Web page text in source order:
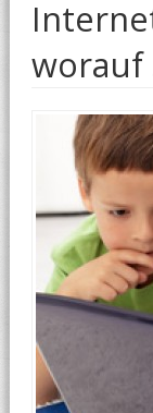
worauf